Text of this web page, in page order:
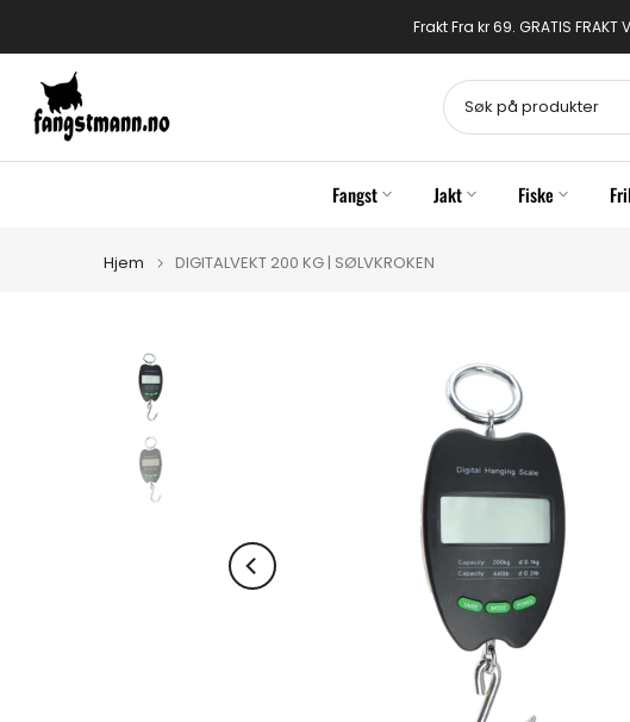
til
innhold
Frakt Fra kr 69. GRATIS
Fangst Jakt Fiske
Hjem DIGITALVEKT 200 KG | SØLVKROKEN